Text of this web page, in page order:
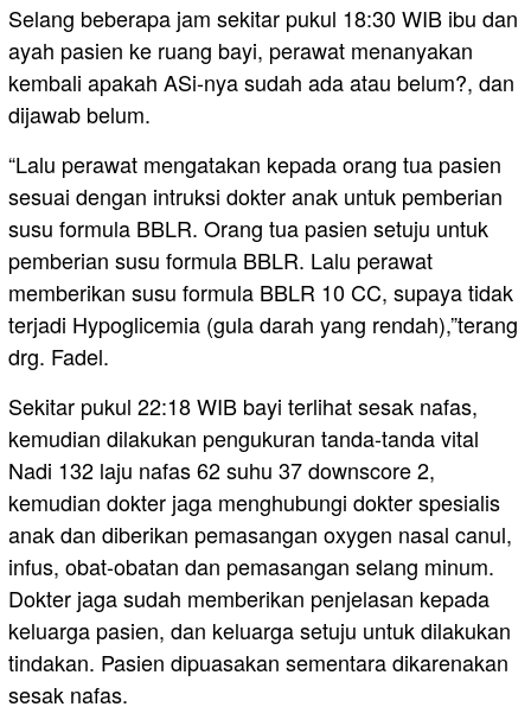
Selang beberapa jam sekitar pukul 18:30 WIB ibu dan
ayah pasien ke ruang bayi, perawat menanyakan
kembali apakah ASi-nya sudah ada atau belum?, dan
dijawab belum.
“Lalu perawat mengatakan kepada orang tua pasien
sesuai dengan intruksi dokter anak untuk pemberian
susu formula BBLR. Orang tua pasien setuju untuk
pemberian susu formula BBLR. Lalu perawat
memberikan susu formula BBLR 10 CC, supaya tidak
terjadi Hypoglicemia (gula darah yang rendah),”terang
drg. Fadel.
Sekitar pukul 22:18 WIB bayi terlihat sesak nafas,
kemudian dilakukan pengukuran tanda-tanda vital
Nadi 132 laju nafas 62 suhu 37 downscore 2,
kemudian dokter jaga menghubungi dokter spesialis
anak dan diberikan pemasangan oxygen nasal canul,
infus, obat-obatan dan pemasangan selang minum.
Dokter jaga sudah memberikan penjelasan kepada
keluarga pasien, dan keluarga setuju untuk dilakukan
tindakan. Pasien dipuasakan sementara dikarenakan
sesak nafas.